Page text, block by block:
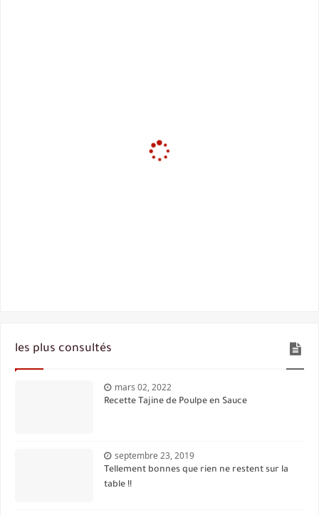
les plus consultés
mars 02, 2022
Recette Tajine de Poulpe en Sauce
septembre 23, 2019
Tellement bonnes que rien ne restent sur la
table !!